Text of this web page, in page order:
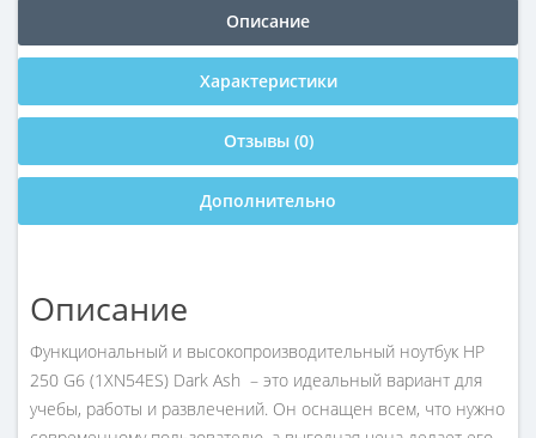
Описание
Характеристики
Отзывы (0)
Дополнительно
Описание
Функциональный и высокопроизводительный ноутбук HP
250 G6 (1XN54ES) Dark Ash – это идеальный вариант для
учебы, работы и развлечений. Он оснащен всем, что нужно